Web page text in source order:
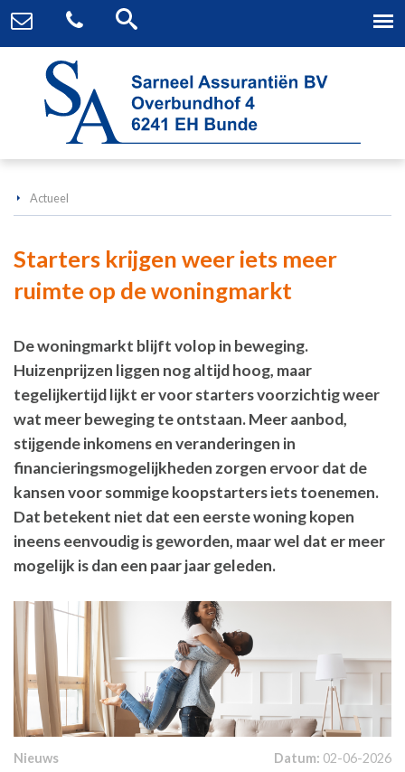
Actueel
Starters krijgen weer iets meer
ruimte op de woningmarkt
De woningmarkt blijft volop in beweging.
Huizenprijzen liggen nog altijd hoog, maar
tegelijkertijd lijkt er voor starters voorzichtig weer
wat meer beweging te ontstaan. Meer aanbod,
stijgende inkomens en veranderingen in
financieringsmogelijkheden zorgen ervoor dat de
kansen voor sommige koopstarters iets toenemen.
Dat betekent niet dat een eerste woning kopen
ineens eenvoudig is geworden, maar wel dat er meer
mogelijk is dan een paar jaar geleden.
Nieuws Datum: 02-06-2026